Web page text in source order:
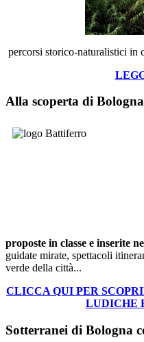
percorsi storico-naturalistici in
Alla scoperta di
proposte in classe e inserite
guidate mirate, spettacoli
verde della città...
CLICCA QUI PER
LUDICHE
Sotterranei di Bologna